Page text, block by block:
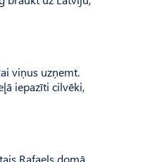
viņus uzņemt.
iepazīti cilvēki,
Rafaels domā